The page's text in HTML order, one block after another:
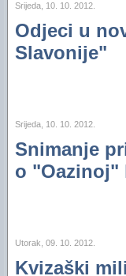
Srijeda, 10. 10. 2012.
Odjeci u
Slavonije"
Srijeda, 10. 10. 2012.
Snimanje
o "Oazinoj"
Utorak, 09. 10. 2012.
Kvizaški